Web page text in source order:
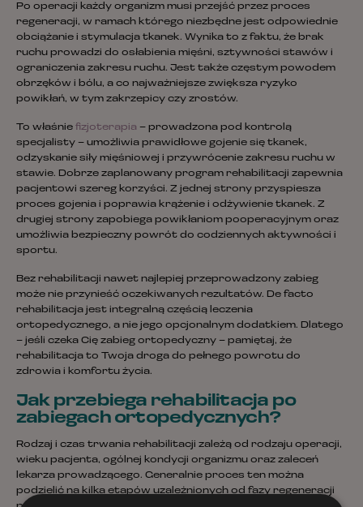
Po operacji każdy organizm musi przejść przez proces
regeneracji, w ramach którego niezbędne jest odpowiednie
obciążanie i stymulacja tkanek. Wynika to z faktu, że brak
ruchu prowadzi do osłabienia mięśni, sztywności stawów i
ograniczenia zakresu ruchu. Jest także częstym powodem
obrzęków i bólu, a co najważniejsze zwiększa ryzyko
powikłań, w tym zakrzepicy czy zrostów.
To właśnie fizjoterapia – prowadzona pod kontrolą
specjalisty – umożliwia prawidłowe gojenie się tkanek,
odzyskanie siły mięśniowej i przywrócenie zakresu ruchu w
stawie. Dobrze zaplanowany program rehabilitacji zapewnia
pacjentowi szereg korzyści. Z jednej strony przyspiesza
proces gojenia i poprawia krążenie i odżywienie tkanek. Z
drugiej strony zapobiega powikłaniom pooperacyjnym oraz
umożliwia bezpieczny powrót do codziennych aktywności i
sportu.
Bez rehabilitacji nawet najlepiej przeprowadzony zabieg
może nie przynieść oczekiwanych rezultatów. De facto
rehabilitacja jest integralną częścią leczenia
ortopedycznego, a nie jego opcjonalnym dodatkiem. Dlatego
– jeśli czeka Cię zabieg ortopedyczny – pamiętaj, że
rehabilitacja to Twoja droga do pełnego powrotu do
zdrowia i komfortu życia.
Jak przebiega rehabilitacja po
zabiegach ortopedycznych?
Rodzaj i czas trwania rehabilitacji zależą od rodzaju operacji,
wieku pacjenta, ogólnej kondycji organizmu oraz zaleceń
lekarza prowadzącego. Generalnie proces ten można
podzielić na kilka etapów uzależnionych od fazy regeneracji